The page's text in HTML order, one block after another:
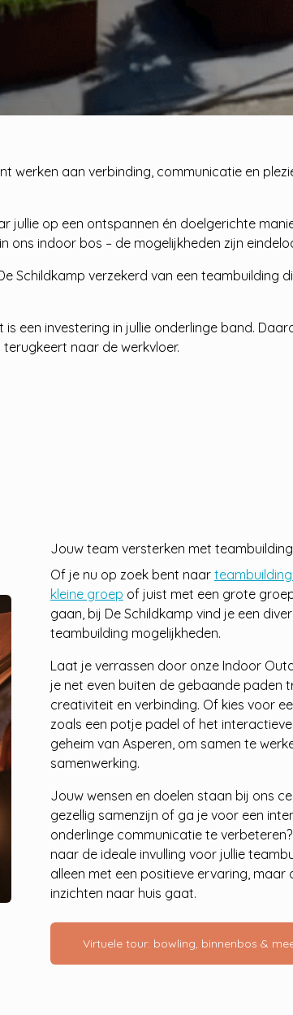
werken aan verbinding, communicatie en
op een ontspannen én doelgerichte
indoor bos – de mogelijkheden zijn
Schildkamp verzekerd van een teambuilding
een investering in jullie onderlinge band.
naar de werkvloer.
Jouw team versterken met
Of je nu op zoek bent naar
kleine groep of juist met een grote
gaan, bij De Schildkamp vind je een
teambuilding mogelijkheden.
Laat je verrassen door onze Indoor
je net even buiten de gebaande paden
creativiteit en verbinding. Of kies voor
zoals een potje padel of het
geheim van Asperen, om samen te
samenwerking.
Jouw wensen en doelen staan bij ons
gezellig samenzijn of ga je voor een
onderlinge communicatie te
naar de ideale invulling voor jullie
alleen met een positieve ervaring, maar
inzichten naar huis gaat.
Virtuele tour: bowling, binnenbos &